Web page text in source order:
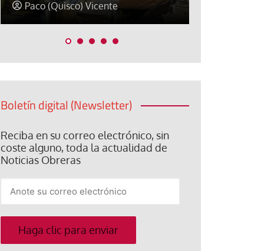
David Alvarado
Boletín digital (Newsletter)
Reciba en su correo electrónico, sin
coste alguno, toda la actualidad de
Noticias Obreras
su
correo
electrónico
Haga clic para enviar